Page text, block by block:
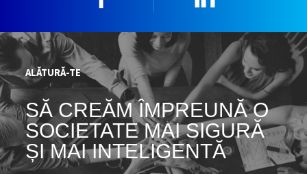
ALĂTURĂ-TE
SĂ CREĂM ÎMPREUNĂ O
SOCIETATE MAI SIGURĂ
ȘI MAI INTELIGENTĂ